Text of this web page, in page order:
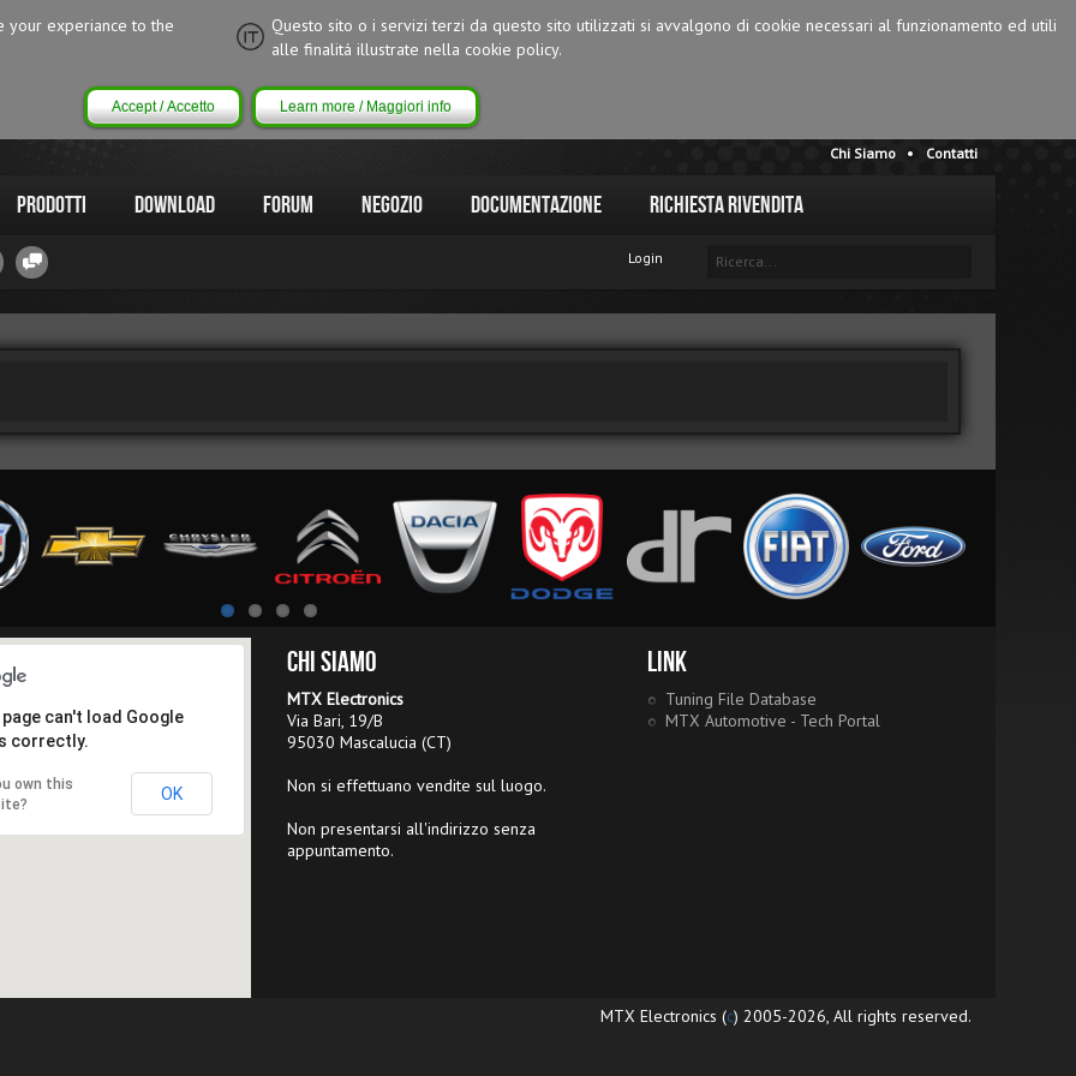
your experiance to the
Questo sito o i servizi terzi da questo sito utilizzati si avvalgono di cookie necessari al funzionamento ed utili
alle finalitá illustrate nella cookie policy.
Accept / Accetto Learn more / Maggiori info
Chi Siamo Contatti
Prodotti Download Forum Negozio Documentazione Richiesta Rivendita
Login
can't load Google
correctly.
own this
OK
Chi Siamo
MTX Electronics
Via Bari, 19/B
95030 Mascalucia (CT)
Non si effettuano vendite sul luogo.
Non presentarsi all'indirizzo senza
appuntamento.
Link
Tuning File Database
MTX Automotive - Tech Portal
MTX Electronics (c) 2005-2026, All rights reserved.